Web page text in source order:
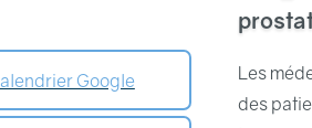
Les
des
Google